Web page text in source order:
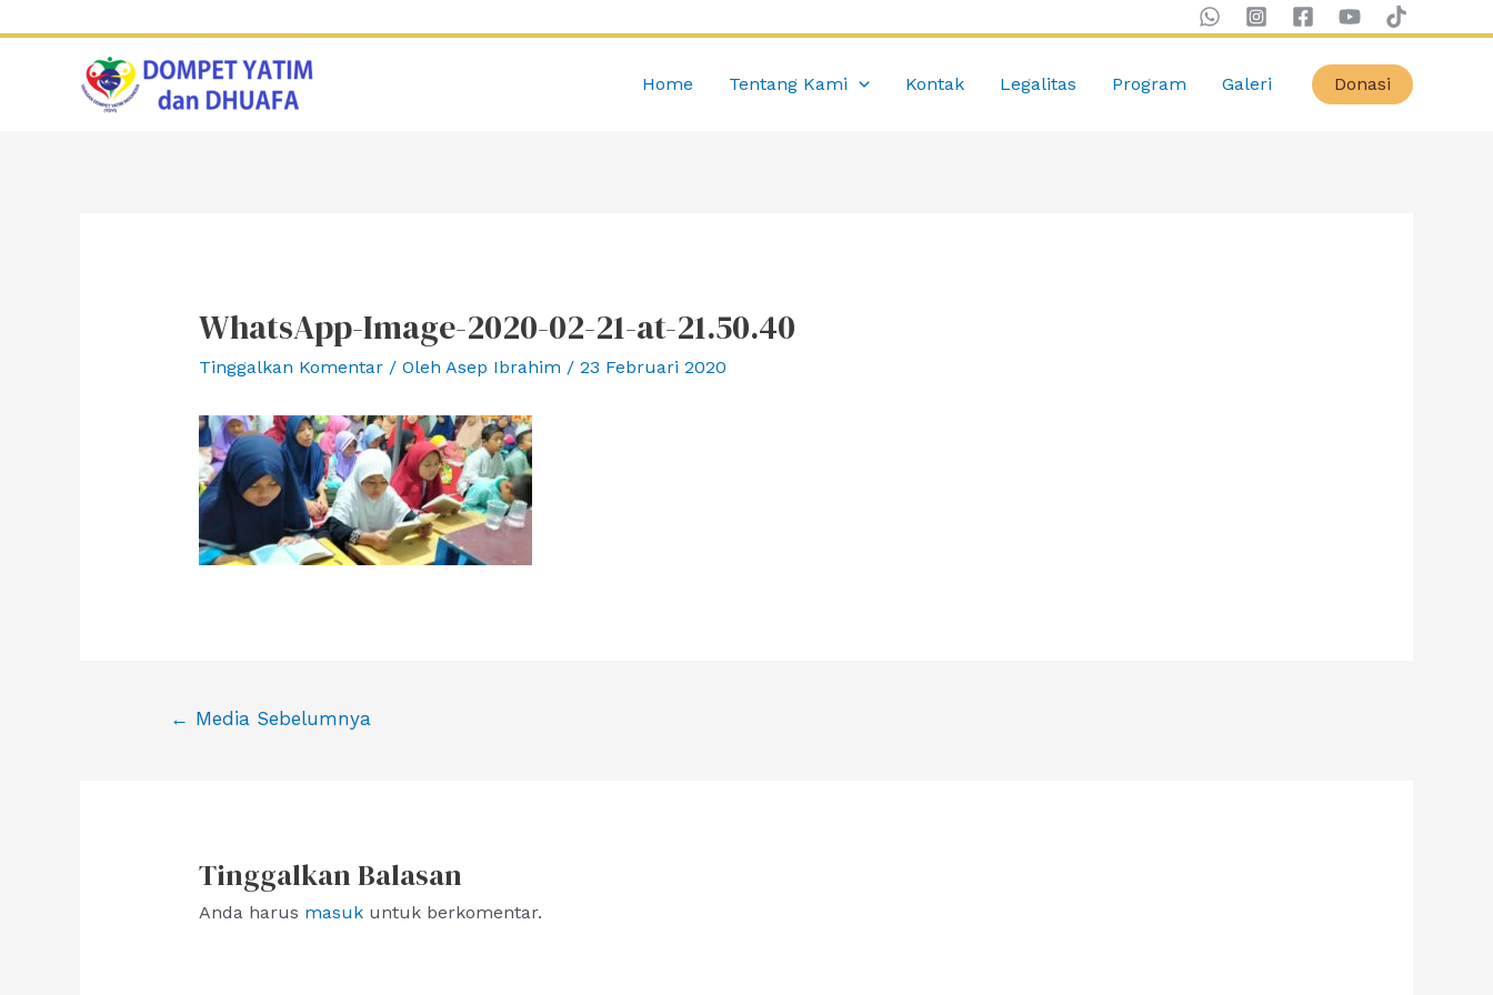
ke
Home Tentang Kami Kontak Legalitas Program Galeri Donasi
WhatsApp-Image-2020-02-21-at-21.50.40
Tinggalkan Komentar / Oleh Asep Ibrahim / 23 Februari 2020
Navigasi
← Media Sebelumnya
Tinggalkan Balasan
Anda harus masukuntuk berkomentar.